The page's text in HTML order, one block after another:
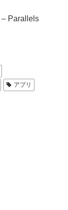
– Parallels
アプリ